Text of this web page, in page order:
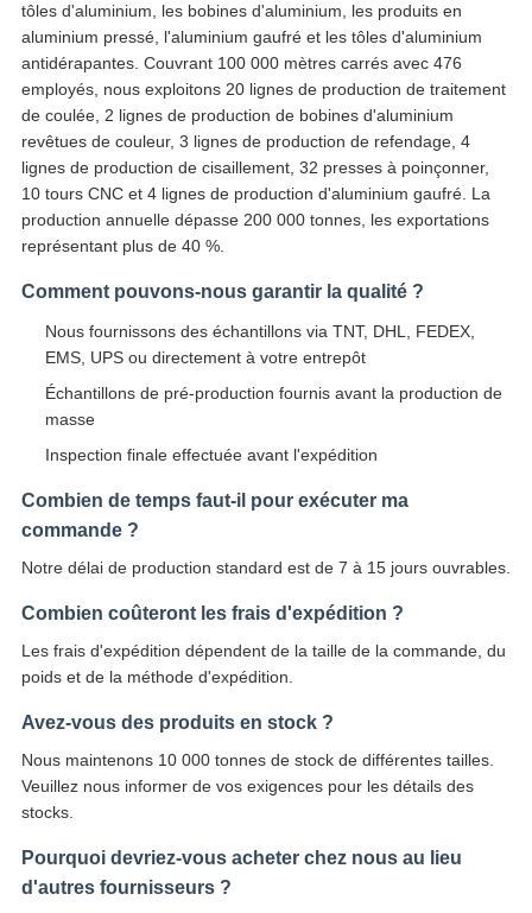
tôles d'aluminium, les bobines d'aluminium, les produits en
aluminium pressé, l'aluminium gaufré et les tôles d'aluminium
antidérapantes. Couvrant 100 000 mètres carrés avec 476
employés, nous exploitons 20 lignes de production de traitement
de coulée, 2 lignes de production de bobines d'aluminium
revêtues de couleur, 3 lignes de production de refendage, 4
lignes de production de cisaillement, 32 presses à poinçonner,
10 tours CNC et 4 lignes de production d'aluminium gaufré. La
production annuelle dépasse 200 000 tonnes, les exportations
représentant plus de 40 %.
Comment pouvons-nous garantir la qualité ?
Nous fournissons des échantillons via TNT, DHL, FEDEX,
EMS, UPS ou directement à votre entrepôt
Échantillons de pré-production fournis avant la production de
masse
Inspection finale effectuée avant l'expédition
Combien de temps faut-il pour exécuter ma
commande ?
Notre délai de production standard est de 7 à 15 jours ouvrables.
Combien coûteront les frais d'expédition ?
Les frais d'expédition dépendent de la taille de la commande, du
poids et de la méthode d'expédition.
Avez-vous des produits en stock ?
Nous maintenons 10 000 tonnes de stock de différentes tailles.
Veuillez nous informer de vos exigences pour les détails des
stocks.
Pourquoi devriez-vous acheter chez nous au lieu
d'autres fournisseurs ?